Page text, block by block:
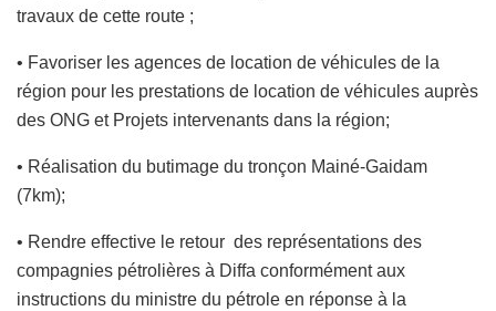
travaux de cette route ;
• Favoriser les agences de location de véhicules de la
région pour les prestations de location de véhicules auprès
des ONG et Projets intervenants dans la région;
• Réalisation du butimage du tronçon Mainé-Gaidam
(7km);
• Rendre effective le retour des représentations des
compagnies pétrolières à Diffa conformément aux
instructions du ministre du pétrole en réponse à la